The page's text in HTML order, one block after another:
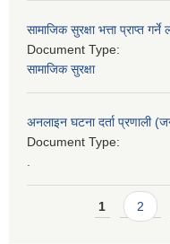
सामाजिक सुरक्षा भत्ता प्राप्त
Document Type:
सामाजिक सुरक्षा
अनलाइन घटना दर्ता प्रणाली
Document Type:
Pages1 2